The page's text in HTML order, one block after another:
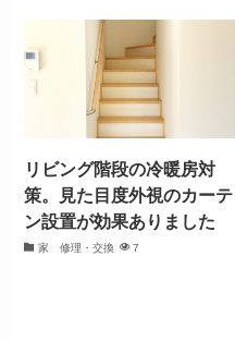
リビング階段の冷暖房対
策。見た目度外視のカーテ
ン設置が効果ありました
家 修理・交換 7